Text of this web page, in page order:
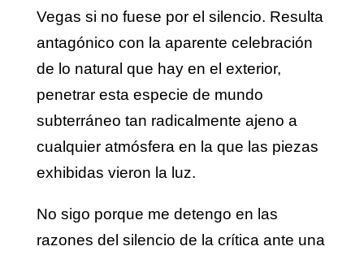
Vegas si no fuese por el silencio. Resulta
antagónico con la aparente celebración
de lo natural que hay en el exterior,
penetrar esta especie de mundo
subterráneo tan radicalmente ajeno a
cualquier atmósfera en la que las piezas
exhibidas vieron la luz.
No sigo porque me detengo en las
razones del silencio de la crítica ante una